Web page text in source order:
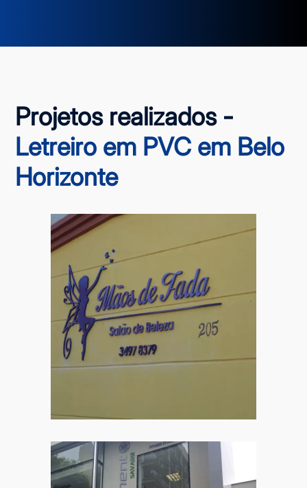
Projetos realizados -
Letreiro em PVC em Belo
Horizonte